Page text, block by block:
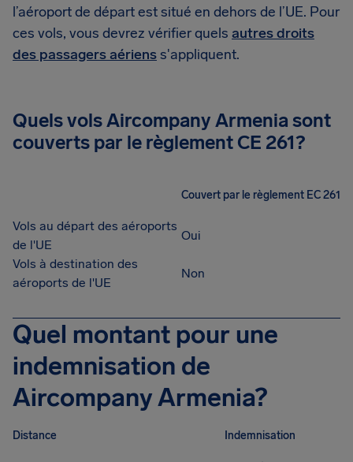
l’aéroport de départ est situé en dehors de l’UE. Pour
ces vols, vous devrez vérifier quels autres droits
des passagers aérienss'appliquent.
Quels vols Aircompany Armenia sont
couverts par le règlement CE 261?
Couvert par le règlement EC 261
Vols au départ des aéroports
de l'UE
Oui
Vols à destination des
aéroports de l'UE
Non
Quel montant pour une
indemnisation de
Aircompany Armenia?
Distance Indemnisation